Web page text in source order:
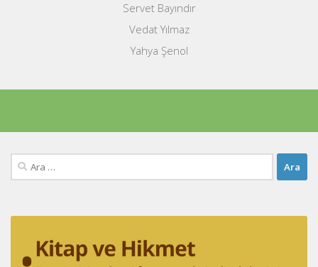
Servet Bayındır
Vedat Yılmaz
Yahya Şenol
Arama: